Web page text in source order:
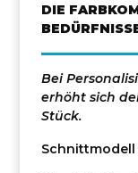
DIE
Bei
erhöht sich
Stück.
Schnittmodell